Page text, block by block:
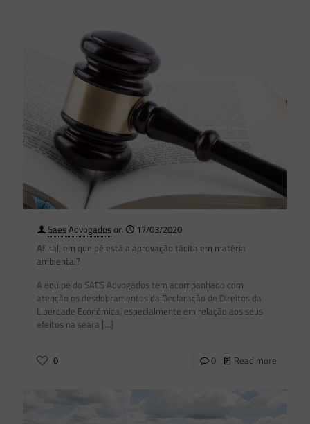
Saes Advogadoson
17/03/2020
Afinal, em que pé está a aprovação tácita em matéria
ambiental?
A equipe do SAES Advogados tem acompanhado com
atenção os desdobramentos da Declaração de Direitos da
Liberdade Econômica, especialmente em relação aos seus
efeitos na seara […]
0 0 Read more